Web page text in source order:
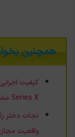
همچنین
Series X مشخص شد
نجات دختر
واقعیت